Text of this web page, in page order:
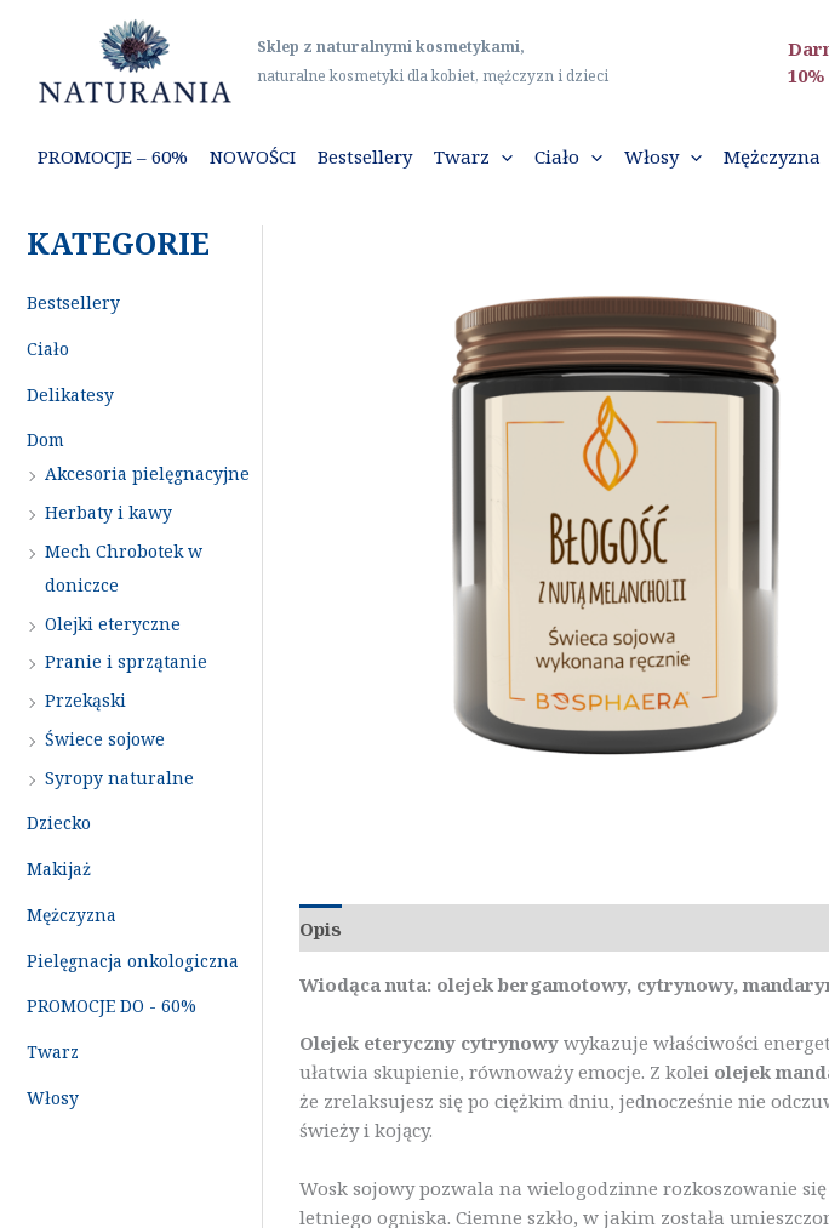
Sklep z naturalnymi kosmetykami,
naturalne kosmetyki dla kobiet, mężczyzn i dzieci
PROMOCJE – 60% NOWOŚCI Bestsellery Twarz Ciało Włosy Mężczyzna
KATEGORIE
Bestsellery
Ciało
Delikatesy
Dom
Akcesoria pielęgnacyjne
Herbaty i kawy
Mech Chrobotek w
doniczce
Olejki eteryczne
Pranie i sprzątanie
Przekąski
Świece sojowe
Syropy naturalne
Dziecko
Makijaż
Mężczyzna
Pielęgnacja onkologiczna
PROMOCJE DO - 60%
Twarz
Włosy
Opis
Wiodąca nuta: olejek bergamotowy, cytrynowy,
Olejek eteryczny cytrynowy wykazuje właściwości
ułatwia skupienie, równoważy emocje. Z kolei olejek
że zrelaksujesz się po ciężkim dniu, jednocześnie nie
świeży i kojący.
Wosk sojowy pozwala na wielogodzinne rozkoszowanie
letniego ogniska. Ciemne szkło, w jakim została